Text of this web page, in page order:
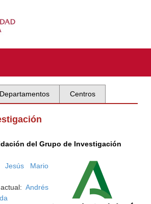
Departamentos Centros
del Grupo de Investigación
Jesús Mario
Andrés